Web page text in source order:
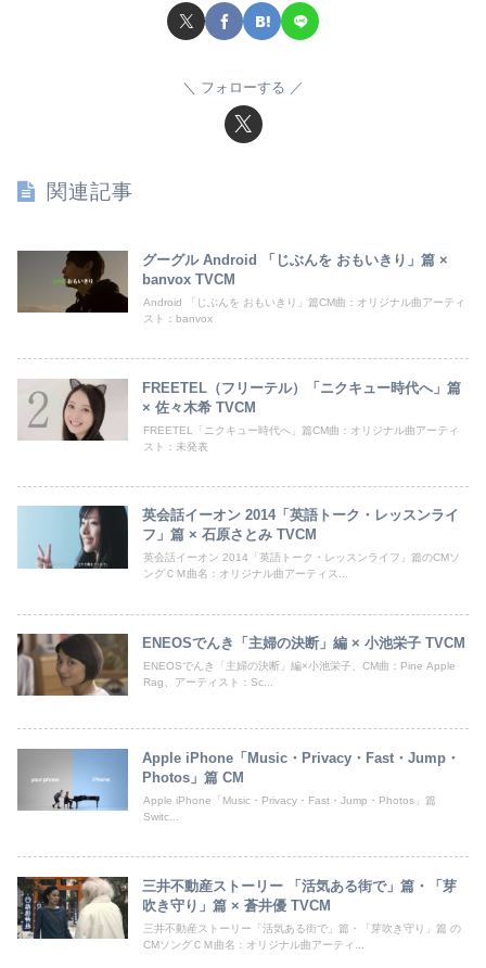
フォローする
関連記事
グーグル Android 「じぶんを おもいきり」篇 ×
banvox TVCM
Android 「じぶんを おもいきり」篇CM曲：オリジナル曲アーティ
スト：banvox
FREETEL（フリーテル）「ニクキュー時代へ」篇
× 佐々木希 TVCM
FREETEL「ニクキュー時代へ」篇CM曲：オリジナル曲アーティ
スト：未発表
英会話イーオン 2014「英語トーク・レッスンライ
フ」篇 × 石原さとみ TVCM
英会話イーオン 2014「英語トーク・レッスンライフ」篇のCMソ
ングＣＭ曲名：オリジナル曲アーティス...
ENEOSでんき「主婦の決断」編 × 小池栄子 TVCM
ENEOSでんき「主婦の決断」編×小池栄子、CM曲：Pine Apple
Rag、アーティスト：Sc...
Apple iPhone「Music・Privacy・Fast・Jump・
Photos」篇 CM
Apple iPhone「Music・Privacy・Fast・Jump・Photos」篇
Switc...
三井不動産ストーリー 「活気ある街で」篇・「芽
吹き守り」篇 × 蒼井優 TVCM
三井不動産ストーリー「活気ある街で」篇・「芽吹き守り」篇 の
CMソングＣＭ曲名：オリジナル曲アーティ...